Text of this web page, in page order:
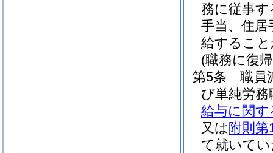
務に従事
手当、住居
給するこ
(職務に復
第5条
職員
び単純労
給与に関す
又は 附則第
て就いて